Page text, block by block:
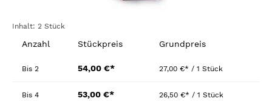
Inhalt: 2 Stück
Anzahl Stückpreis Grundpreis
Bis 2 54,00 €* 27,00 €* / 1 Stück
Bis 4 53,00 €* 26,50 €* / 1 Stück